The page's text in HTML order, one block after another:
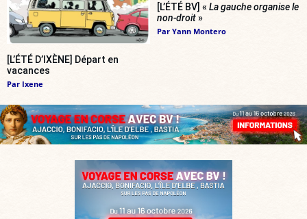
[L’ÉTÉ D’IXÈNE] Départ en
vacances
Par Ixene
[L’ÉTÉ BV] « La gauche organise le
non-droit»
Par Yann Montero